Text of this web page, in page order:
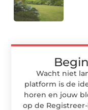
Wacht niet
platform is de
horen en jouw
op de